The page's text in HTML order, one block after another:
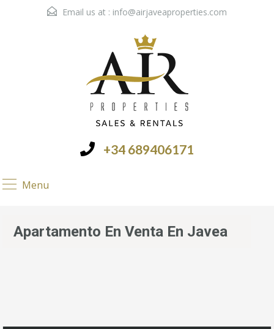
Email us at : info@airjaveaproperties.com
+34 689406171
Menu
Apartamento En Venta En Javea